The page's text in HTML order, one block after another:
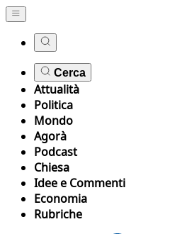
Cerca
Attualità
Politica
Mondo
Agorà
Podcast
Chiesa
Idee e Commenti
Economia
Rubriche